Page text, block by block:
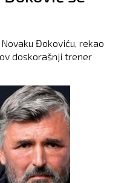
Đokoviću, rekao
doskorašnji trener